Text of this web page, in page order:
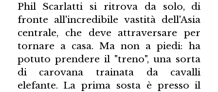
Phil Scarlatti si ritrova da solo, di
fronte all'incredibile vastità dell'Asia
centrale, che deve attraversare per
tornare a casa. Ma non a piedi: ha
potuto prendere il "treno", una sorta
di carovana trainata da cavalli
elefante. La prima sosta è presso il